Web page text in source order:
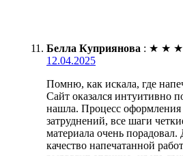
Белла Куприянова : ★ ★ ★
12.04.2025
Помню, как искала, где
Сайт оказался интуитивно
нашла. Процесс оформления
затруднений, все шаги
материала очень
качество напечатанной